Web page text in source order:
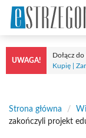
Przejdź
treści
UWAGA!
Dołącz
Kupię |
Strona główna /
zakończyli projekt